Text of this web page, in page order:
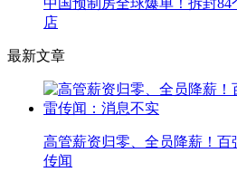
店
最新文章
高管薪资归零、全员降薪！
传闻